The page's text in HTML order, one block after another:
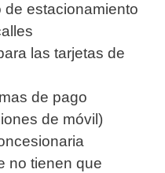
de estacionamiento
las tarjetas de
de pago
de móvil)
no tienen que